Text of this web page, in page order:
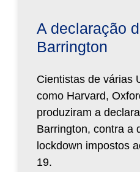
A declaração
Barrington
Cientistas de várias
como Harvard,
produziram a
Barrington, contra a
lockdown impostos
19.